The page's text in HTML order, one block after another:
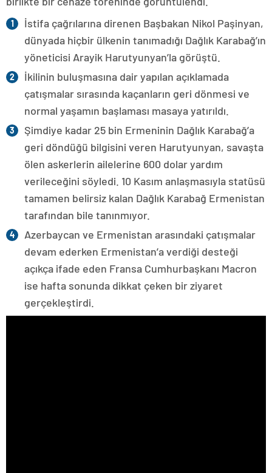
İstifa çağrılarına direnen Başbakan Nikol Paşinyan,
dünyada hiçbir ülkenin tanımadığı Dağlık Karabağ’ın
yöneticisi Arayik Harutyunyan’la görüştü.
İkilinin buluşmasına dair yapılan açıklamada
çatışmalar sırasında kaçanların geri dönmesi ve
normal yaşamın başlaması masaya yatırıldı.
Şimdiye kadar 25 bin Ermeninin Dağlık Karabağ’a
geri döndüğü bilgisini veren Harutyunyan, savaşta
ölen askerlerin ailelerine 600 dolar yardım
verileceğini söyledi. 10 Kasım anlaşmasıyla statüsü
tamamen belirsiz kalan Dağlık Karabağ Ermenistan
tarafından bile tanınmıyor.
Azerbaycan ve Ermenistan arasındaki çatışmalar
devam ederken Ermenistan’a verdiği desteği
açıkça ifade eden Fransa Cumhurbaşkanı Macron
ise hafta sonunda dikkat çeken bir ziyaret
gerçekleştirdi.